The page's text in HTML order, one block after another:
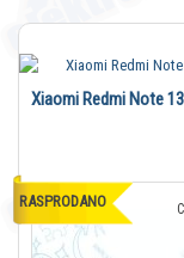
RASPRODANO
Xiaomi Redmi Note